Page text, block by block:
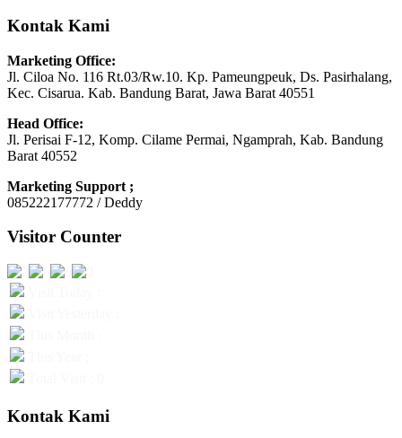
Kontak Kami
Marketing Office:
Jl. Ciloa No. 116 Rt.03/Rw.10. Kp. Pameungpeuk, Ds. Pasirhalang,
Kec. Cisarua. Kab. Bandung Barat, Jawa Barat 40551
Head Office:
Jl. Perisai F-12, Komp. Cilame Permai, Ngamprah, Kab. Bandung
Barat 40552
Marketing Support ;
085222177772 / Deddy
Visitor Counter
Kontak Kami